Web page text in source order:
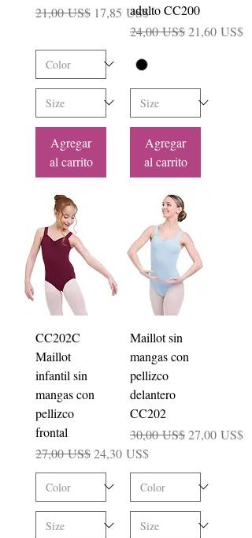
Precio
21,00 US$ Precio de oferta
17,85 US$
Agregar
al carrito
adulto CC200
Precio
24,00 US$Precio de
21,60 US$
Agregar
al carrito
CC202C
Maillot
infantil sin
mangas con
pellizco
frontal
Precio
27,00 US$Precio de oferta
24,30 US$
Maillot sin
mangas con
pellizco
delantero
CC202
Precio
30,00 US$Precio de
27,00 US$